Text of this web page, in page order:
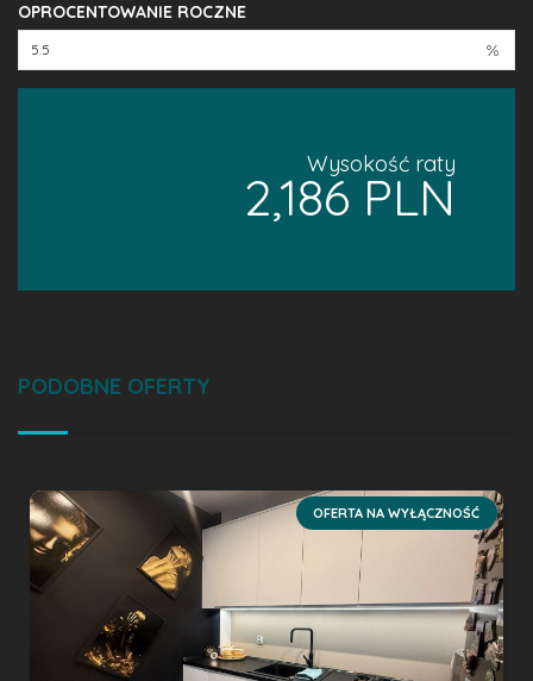
OPROCENTOWANIE ROCZNE
%
Wysokość raty
2,186 PLN
PODOBNE OFERTY
OFERTA NA WYŁĄCZNOŚĆ